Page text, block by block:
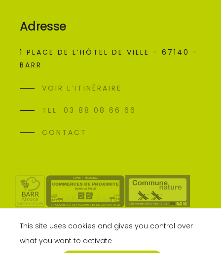
Adresse
1 PLACE DE L’HÔTEL DE VILLE - 67140 -
BARR
VOIR L’ITINÉRAIRE
TEL: 03 88 08 66 66
CONTACT
This site uses cookies and gives you control over
what you want to activate